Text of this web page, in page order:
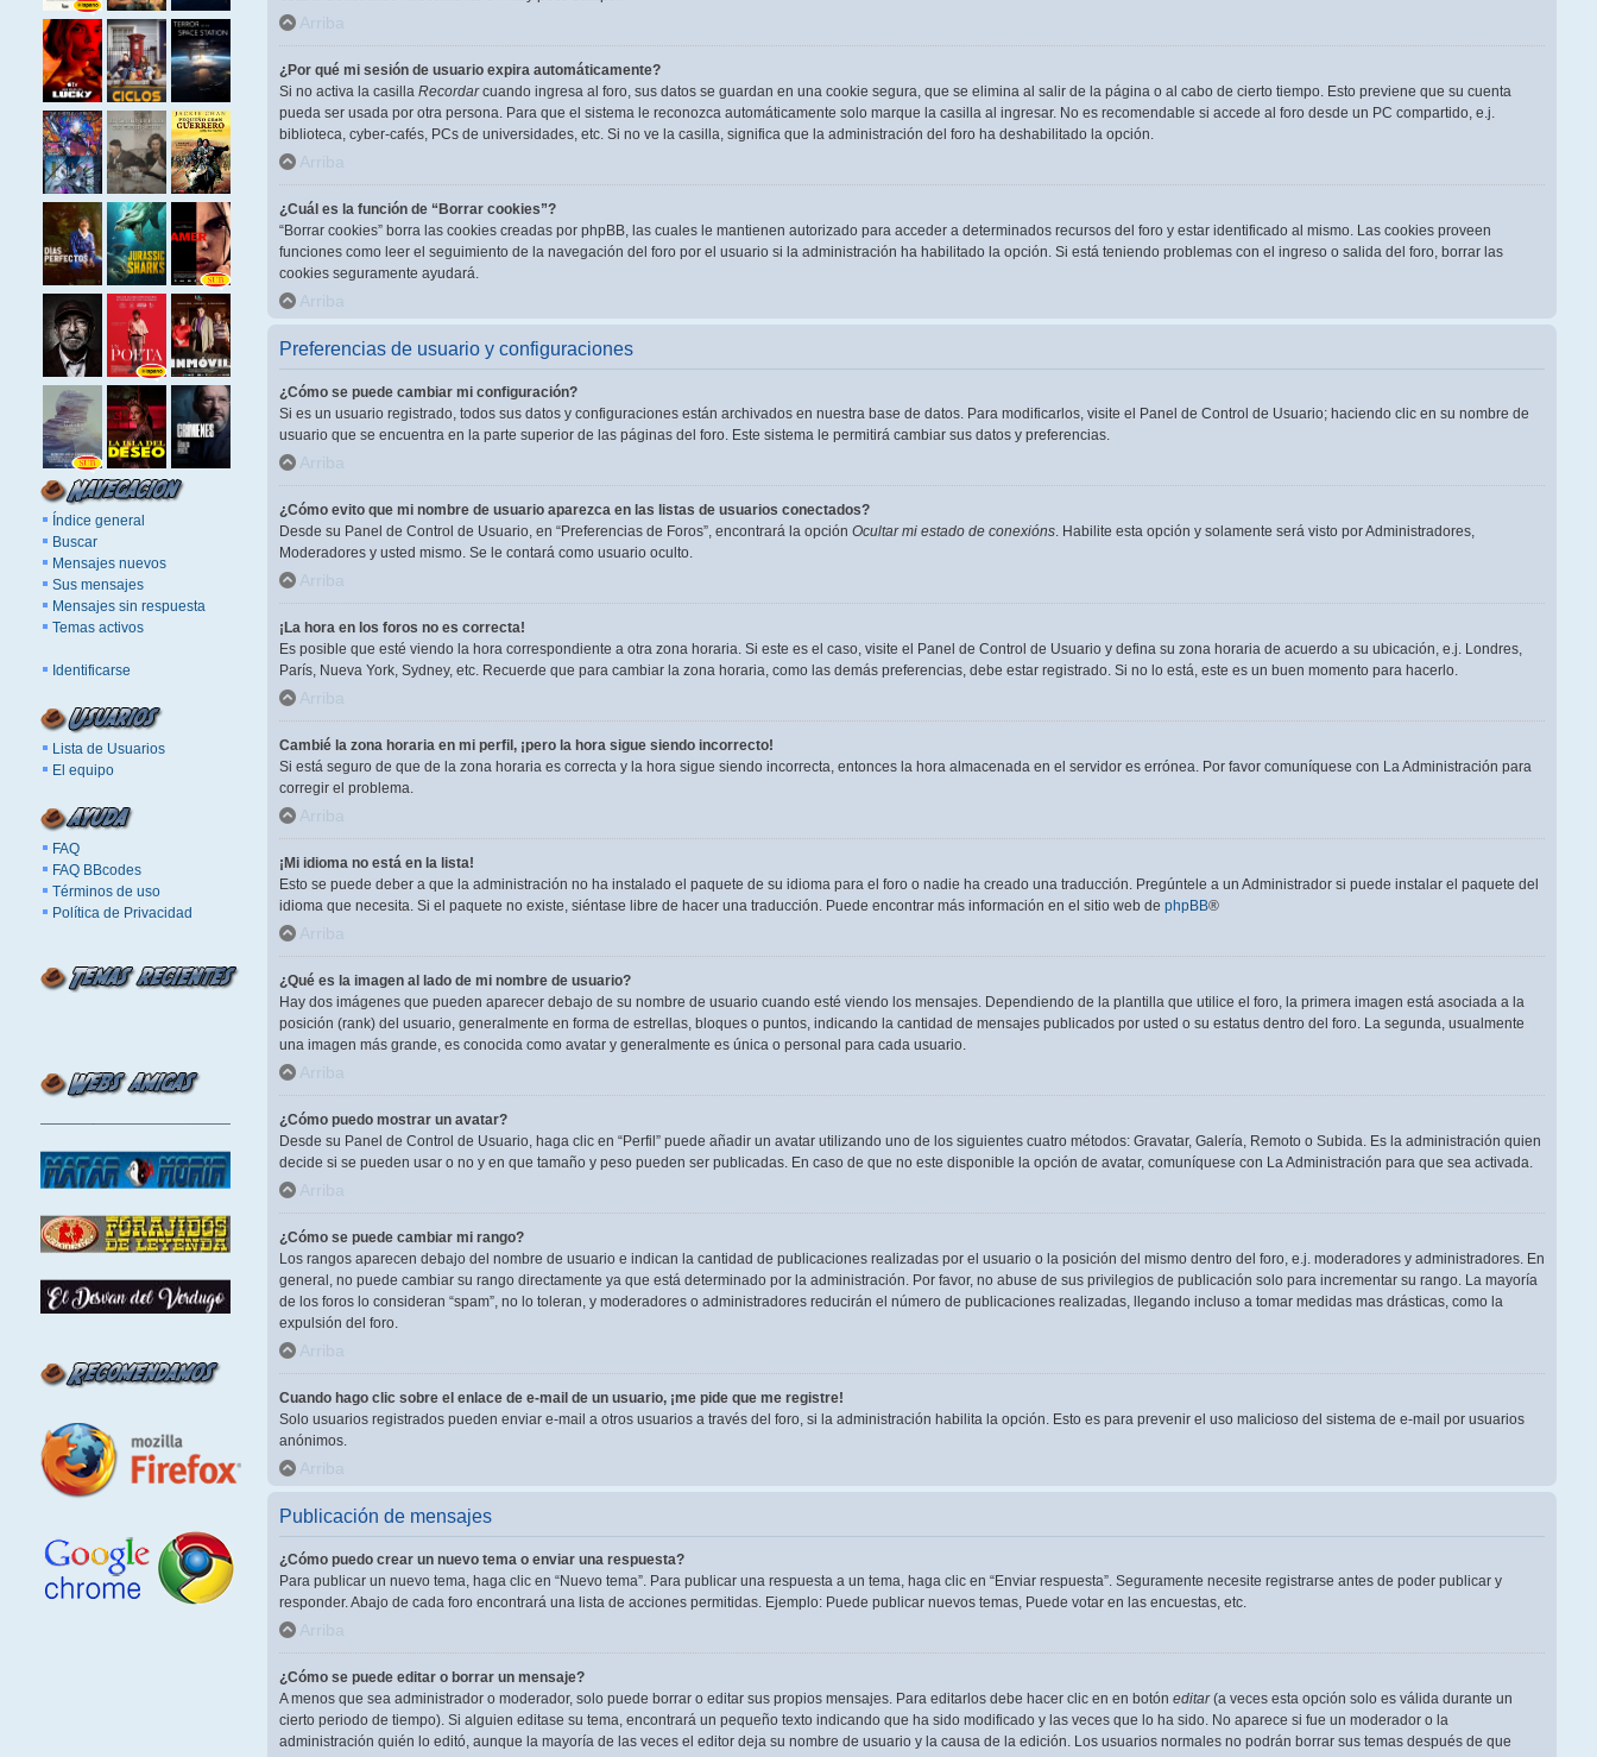
Índice general
Buscar
Mensajes nuevos
Sus mensajes
Mensajes sin respuesta
Temas activos
Identificarse
Lista de Usuarios
El equipo
FAQ
FAQ BBcodes
Términos de uso
Política de Privacidad
Arriba
¿Por qué mi sesión de usuario expira automáticamente?
Si no activa la casilla Recordarcuando ingresa al foro, sus datos se guardan en una cookie segura, que se elimina al salir de la página o al cabo de cierto tiempo. Esto previene que su cuenta
pueda ser usada por otra persona. Para que el sistema le reconozca automáticamente solo marque la casilla al ingresar. No es recomendable si accede al foro desde un PC compartido, e.j.
biblioteca, cyber-cafés, PCs de universidades, etc. Si no ve la casilla, significa que la administración del foro ha deshabilitado la opción.
Arriba
¿Cuál es la función de “Borrar cookies”?
“Borrar cookies” borra las cookies creadas por phpBB, las cuales le mantienen autorizado para acceder a determinados recursos del foro y estar identificado al mismo. Las cookies proveen
funciones como leer el seguimiento de la navegación del foro por el usuario si la administración ha habilitado la opción. Si está teniendo problemas con el ingreso o salida del foro, borrar las
cookies seguramente ayudará.
Arriba
Preferencias de usuario y configuraciones
¿Cómo se puede cambiar mi configuración?
Si es un usuario registrado, todos sus datos y configuraciones están archivados en nuestra base de datos. Para modificarlos, visite el Panel de Control de Usuario; haciendo clic en su nombre de
usuario que se encuentra en la parte superior de las páginas del foro. Este sistema le permitirá cambiar sus datos y preferencias.
Arriba
¿Cómo evito que mi nombre de usuario aparezca en las listas de usuarios conectados?
Desde su Panel de Control de Usuario, en “Preferencias de Foros”, encontrará la opción Ocultar mi estado de conexións. Habilite esta opción y solamente será visto por Administradores,
Moderadores y usted mismo. Se le contará como usuario oculto.
Arriba
¡La hora en los foros no es correcta!
Es posible que esté viendo la hora correspondiente a otra zona horaria. Si este es el caso, visite el Panel de Control de Usuario y defina su zona horaria de acuerdo a su ubicación, e.j. Londres,
París, Nueva York, Sydney, etc. Recuerde que para cambiar la zona horaria, como las demás preferencias, debe estar registrado. Si no lo está, este es un buen momento para hacerlo.
Arriba
Cambié la zona horaria en mi perfil, ¡pero la hora sigue siendo incorrecto!
Si está seguro de que de la zona horaria es correcta y la hora sigue siendo incorrecta, entonces la hora almacenada en el servidor es errónea. Por favor comuníquese con La Administración para
corregir el problema.
Arriba
¡Mi idioma no está en la lista!
Esto se puede deber a que la administración no ha instalado el paquete de su idioma para el foro o nadie ha creado una traducción. Pregúntele a un Administrador si puede instalar el paquete del
idioma que necesita. Si el paquete no existe, siéntase libre de hacer una traducción. Puede encontrar más información en el sitio web de phpBB®
Arriba
¿Qué es la imagen al lado de mi nombre de usuario?
Hay dos imágenes que pueden aparecer debajo de su nombre de usuario cuando esté viendo los mensajes. Dependiendo de la plantilla que utilice el foro, la primera imagen está asociada a la
posición (rank) del usuario, generalmente en forma de estrellas, bloques o puntos, indicando la cantidad de mensajes publicados por usted o su estatus dentro del foro. La segunda, usualmente
una imagen más grande, es conocida como avatar y generalmente es única o personal para cada usuario.
Arriba
¿Cómo puedo mostrar un avatar?
Desde su Panel de Control de Usuario, haga clic en “Perfil” puede añadir un avatar utilizando uno de los siguientes cuatro métodos: Gravatar, Galería, Remoto o Subida. Es la administración quien
decide si se pueden usar o no y en que tamaño y peso pueden ser publicadas. En caso de que no este disponible la opción de avatar, comuníquese con La Administración para que sea activada.
Arriba
¿Cómo se puede cambiar mi rango?
Los rangos aparecen debajo del nombre de usuario e indican la cantidad de publicaciones realizadas por el usuario o la posición del mismo dentro del foro, e.j. moderadores y administradores. En
general, no puede cambiar su rango directamente ya que está determinado por la administración. Por favor, no abuse de sus privilegios de publicación solo para incrementar su rango. La mayoría
de los foros lo consideran “spam”, no lo toleran, y moderadores o administradores reducirán el número de publicaciones realizadas, llegando incluso a tomar medidas mas drásticas, como la
expulsión del foro.
Arriba
Cuando hago clic sobre el enlace de e-mail de un usuario, ¡me pide que me registre!
Solo usuarios registrados pueden enviar e-mail a otros usuarios a través del foro, si la administración habilita la opción. Esto es para prevenir el uso malicioso del sistema de e-mail por usuarios
anónimos.
Arriba
Publicación de mensajes
¿Cómo puedo crear un nuevo tema o enviar una respuesta?
Para publicar un nuevo tema, haga clic en “Nuevo tema”. Para publicar una respuesta a un tema, haga clic en “Enviar respuesta”. Seguramente necesite registrarse antes de poder publicar y
responder. Abajo de cada foro encontrará una lista de acciones permitidas. Ejemplo: Puede publicar nuevos temas, Puede votar en las encuestas, etc.
Arriba
¿Cómo se puede editar o borrar un mensaje?
A menos que sea administrador o moderador, solo puede borrar o editar sus propios mensajes. Para editarlos debe hacer clic en en botón editar(a veces esta opción solo es válida durante un
cierto periodo de tiempo). Si alguien editase su tema, encontrará un pequeño texto indicando que ha sido modificado y las veces que lo ha sido. No aparece si fue un moderador o la
administración quién lo editó, aunque la mayoría de las veces el editor deja su nombre de usuario y la causa de la edición. Los usuarios normales no podrán borrar sus temas después de que